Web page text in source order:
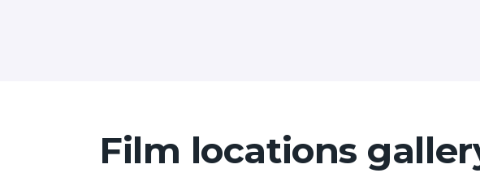
Film locations